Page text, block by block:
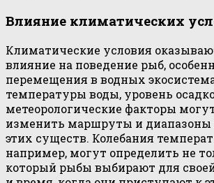
Влияние климатических
Климатические условия
влияние на поведение рыб,
перемещения в водных
температуры воды, уровень
метеорологические факторы
изменить маршруты и
этих существ. Колебания
например, могут определить не
который рыбы выбирают для